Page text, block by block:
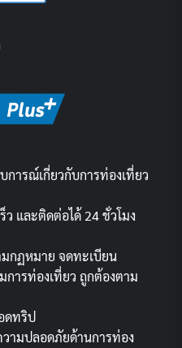
ารณ์เกี่ยวกับการท่องเที่ยว
ว และติดต่อได้ 24 ชั่วโมง
กฏหมาย จดทะเบียน
การท่องเที่ยว ถูกต้องตาม
ดทริป
ามปลอดภัยด้านการท่อง